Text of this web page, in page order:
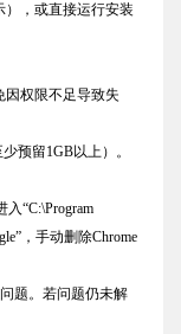
），或直接运行安装
因权限不足导致失
预留1GB以上）。
“C:\Program
，手动删除Chrome
题。若问题仍未解